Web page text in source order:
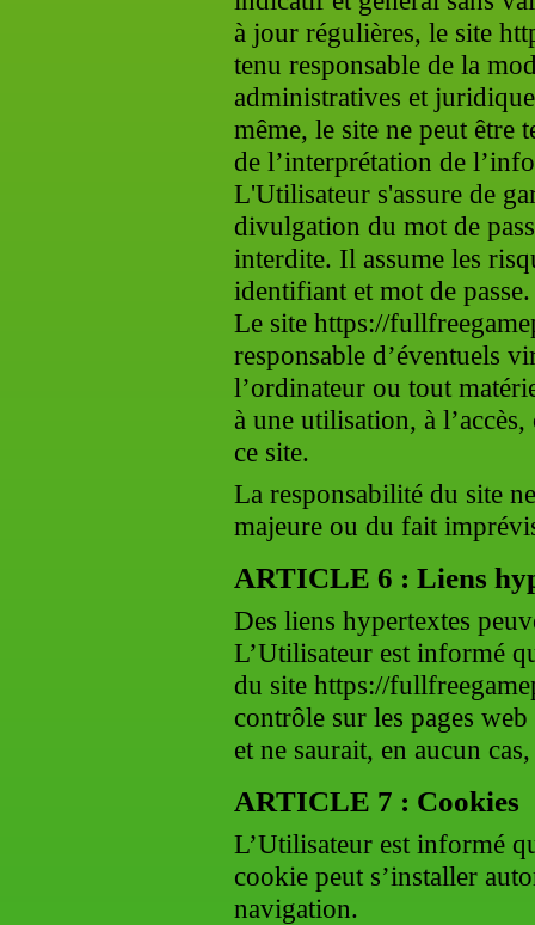
à jour régulières, le site
tenu responsable de la
administratives et
même, le site ne peut être
de l’interprétation de
L'Utilisateur s'assure de
divulgation du mot de
interdite. Il assume les
identifiant et mot de
Le site https://
responsable d’éventuels
l’ordinateur ou tout
à une utilisation, à
ce site.
La responsabilité du site
majeure ou du fait
ARTICLE 6 : Liens
Des liens hypertextes
L’Utilisateur est informé
du site https://
contrôle sur les pages
et ne saurait, en aucun
ARTICLE 7 : Cookies
L’Utilisateur est informé
cookie peut s’installer
navigation.